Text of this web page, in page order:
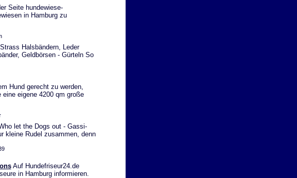
Seite hundewiese-
in Hamburg zu
Halsbändern, Leder
Geldbörsen - Gürteln So
Hund gerecht zu werden,
eigene 4200 qm große
let the Dogs out - Gassi-
kleine Rudel zusammen, denn
Auf Hundefriseur24.de
in Hamburg informieren.